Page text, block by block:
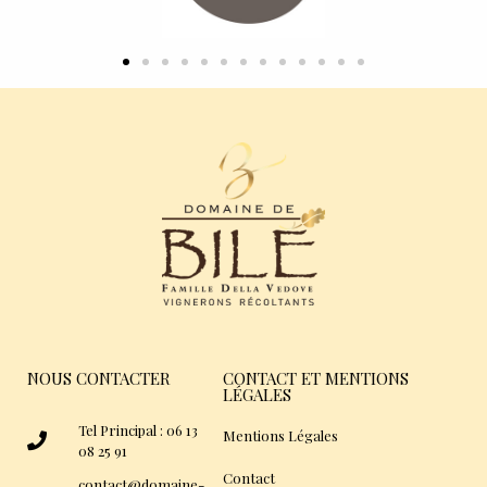
NOUS CONTACTER
Tel Principal : 06 13
08 25 91
CONTACT ET MENTIONS
LÉGALES
Mentions Légales
Contact